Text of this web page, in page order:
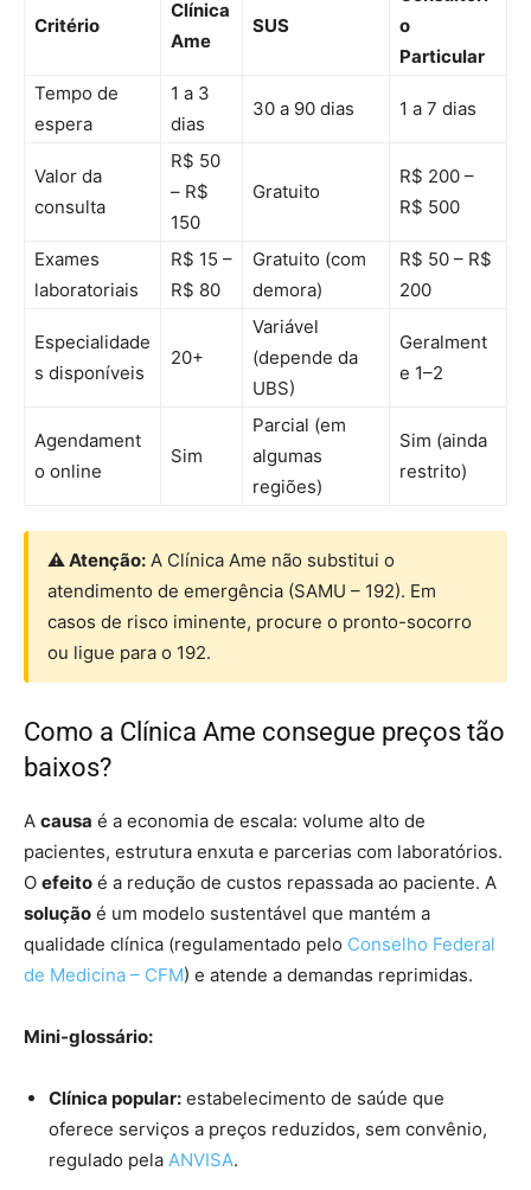
Critério
Clínica
Ame
SUS
o
Particular
Tempo de
espera
1 a 3
dias
30 a 90 dias 1 a 7 dias
Valor da
consulta
R$ 50
– R$
150
Gratuito
R$ 200 –
R$ 500
Exames
laboratoriais
R$ 15 –
R$ 80
Gratuito (com
demora)
R$ 50 – R$
200
Especialidade
s disponíveis
20+
Variável
(depende da
UBS)
Geralment
e 1–2
Agendament
o online
Sim
Parcial (em
algumas
regiões)
Sim (ainda
restrito)
⚠ Atenção: A Clínica Ame não substitui o
atendimento de emergência (SAMU – 192). Em
casos de risco iminente, procure o pronto-socorro
ou ligue para o 192.
Como a Clínica Ame consegue preços tão
baixos?
A causa é a economia de escala: volume alto de
pacientes, estrutura enxuta e parcerias com laboratórios.
O efeito é a redução de custos repassada ao paciente. A
solução é um modelo sustentável que mantém a
qualidade clínica (regulamentado pelo Conselho Federal
de Medicina – CFM) e atende a demandas reprimidas.
Mini-glossário:
Clínica popular: estabelecimento de saúde que
oferece serviços a preços reduzidos, sem convênio,
regulado pela ANVISA.